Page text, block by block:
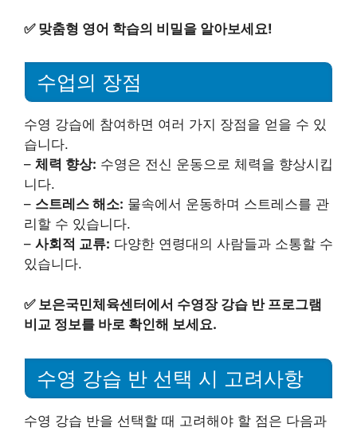
✅ 맞춤형 영어 학습의 비밀을 알아보세요!
수업의 장점
수영 강습에 참여하면 여러 가지 장점을 얻을 수 있
습니다.
– 체력 향상: 수영은 전신 운동으로 체력을 향상시킵
니다.
– 스트레스 해소: 물속에서 운동하며 스트레스를 관
리할 수 있습니다.
– 사회적 교류: 다양한 연령대의 사람들과 소통할 수
있습니다.
✅ 보은국민체육센터에서 수영장 강습 반 프로그램
비교 정보를 바로 확인해 보세요.
수영 강습 반 선택 시 고려사항
수영 강습 반을 선택할 때 고려해야 할 점은 다음과